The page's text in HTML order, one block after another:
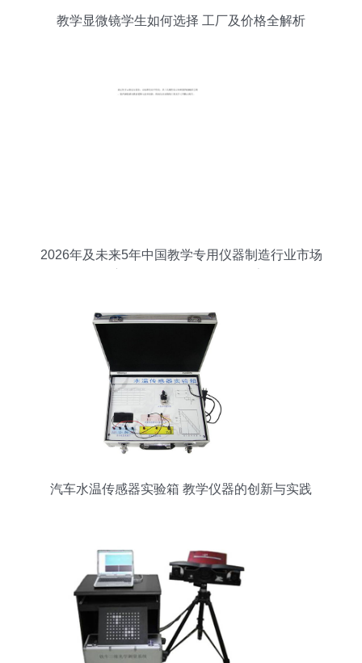
教学显微镜学生如何选择 工厂及价格全解析
2026年及未来5年中国教学专用仪器制造行业市场
汽车水温传感器实验箱 教学仪器的创新与实践